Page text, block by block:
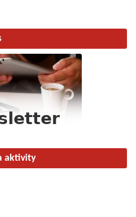
aktivity